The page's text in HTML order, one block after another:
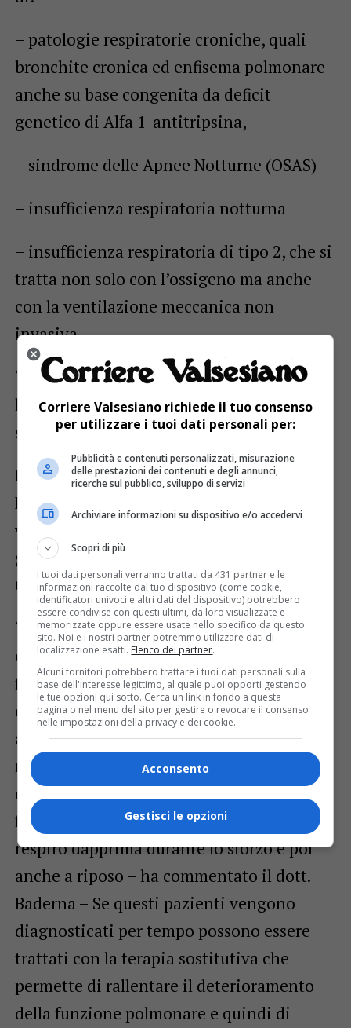
– patologie respiratorie croniche, quali
bronchite cronica ed enfisema polmonare
anche su base congenita da deficit
genetico di Alfa 1-antitripsina,
– sindrome delle Apnee Notturne (OSAS)
– insufficienza respiratoria notturna
– insufficienza respiratoria di tipo 2, che si
tratta non solo con l’ossigeno ma anche
con la ventilazione meccanica non
invasiva
Tra gli esami effettuati presso
l’ambulatorio, rientrano anche la
spirometria e, a breve, l’emogasanalisi.
L’ambulatorio di Pneumologia del Dott.
Baderna si tiene il lunedì, mercoledì e
venerdì in Ospedale e il martedì e il
giovedì presso la Casa della Comunità di
Cossato.
“Mi occupo in modo particolare di
enfisema congenito, ovvero di quella
forma di enfisema che è secondaria a un
deficit genetico di una proteina (Alfa 1-
antitripsina) e che si manifesta con
mancanza di fiato, dilatazione e
degenerazione polmonare, riacutizzazione
frequenti di bronchite e mancanza di
respiro dapprima durante lo sforzo e poi
anche a riposo – ha commentato il dott.
Baderna – Se questi pazienti vengono
diagnosticati per tempo possono essere
trattati con la terapia sostitutiva che
permette di rallentare il deterioramento
della funzione polmonare e quindi di
Corriere Valsesiano richiede il tuo consenso
per utilizzare i tuoi dati personali per:
Pubblicità e contenuti personalizzati, misurazione
delle prestazioni dei contenuti e degli annunci,
ricerche sul pubblico, sviluppo di servizi
Archiviare informazioni su dispositivo e/o accedervi
Scopri di più
I tuoi dati personali verranno trattati da 431 partner e le
informazioni raccolte dal tuo dispositivo (come cookie,
identificatori univoci e altri dati del dispositivo) potrebbero
essere condivise con questi ultimi, da loro visualizzate e
memorizzate oppure essere usate nello specifico da questo
sito. Noi e i nostri partner potremmo utilizzare dati di
localizzazione esatti. Elenco dei partner.
Alcuni fornitori potrebbero trattare i tuoi dati personali sulla
base dell'interesse legittimo, al quale puoi opporti gestendo
le tue opzioni qui sotto. Cerca un link in fondo a questa
pagina o nel menu del sito per gestire o revocare il consenso
nelle impostazioni della privacy e dei cookie.
Acconsento
Gestisci le opzioni